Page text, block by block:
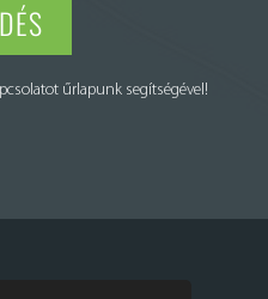
űrlapunk segítségével!